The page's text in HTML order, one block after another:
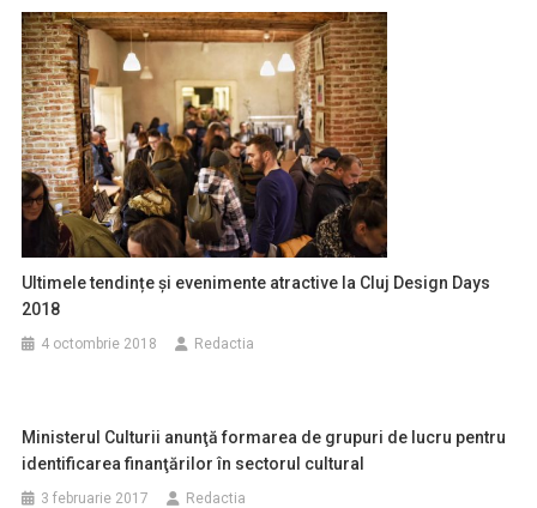
Ultimele tendințe şi evenimente atractive la Cluj Design Days
2018
4 octombrie 2018 Redactia
Ministerul Culturii anunţă formarea de grupuri de lucru pentru
identificarea finanţărilor în sectorul cultural
3 februarie 2017 Redactia